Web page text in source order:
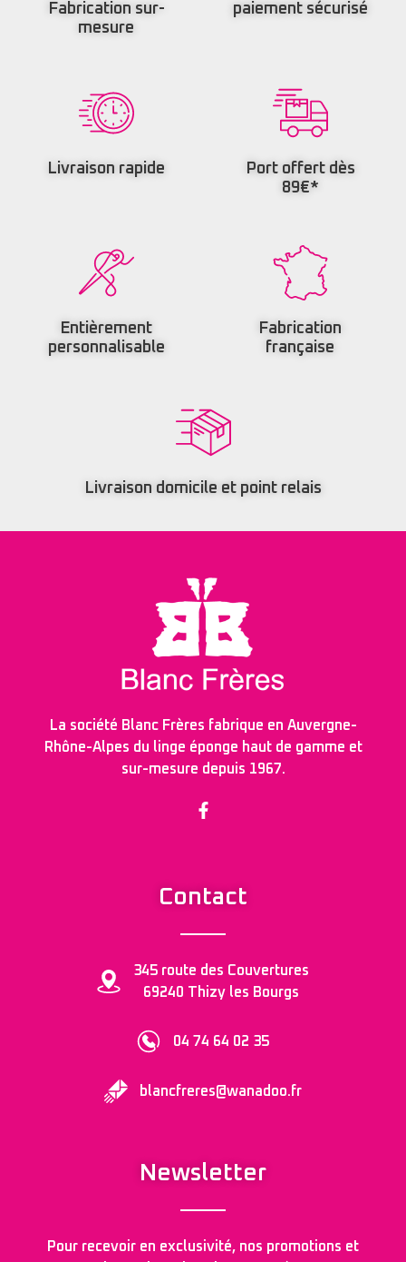
Fabrication sur-
mesure
paiement sécurisé
Livraison rapide
Port offert dès
89€*
Entièrement
personnalisable
Fabrication
française
Livraison domicile et point relais
La société Blanc Frères fabrique en Auvergne-
Rhône-Alpes du linge éponge haut de gamme et
sur-mesure depuis 1967.
Contact
345 route des Couvertures
69240 Thizy les Bourgs
04 74 64 02 35
blancfreres@wanadoo.fr
Newsletter
Pour recevoir en exclusivité, nos promotions et